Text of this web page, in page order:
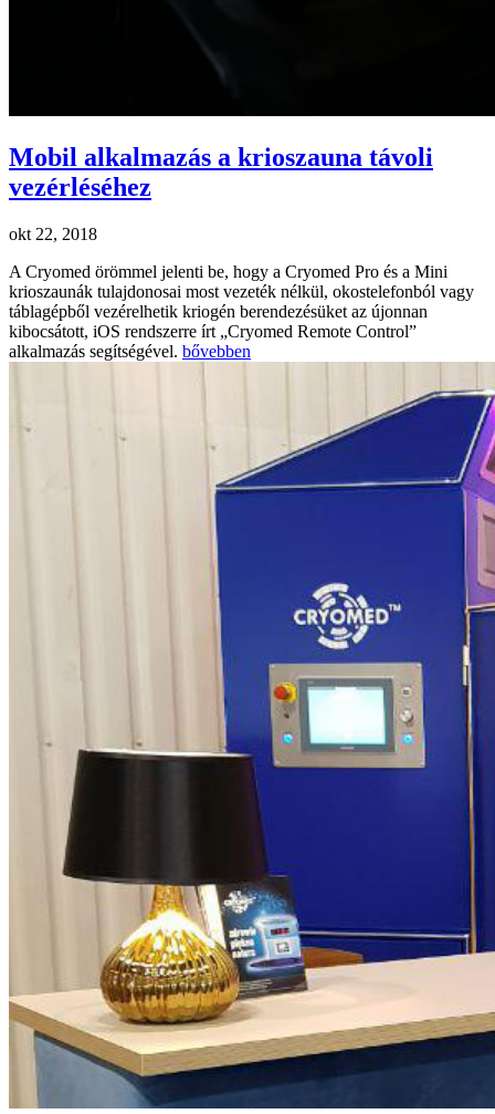
Mobil alkalmazás a krioszauna távoli
vezérléséhez
okt 22, 2018
A Cryomed örömmel jelenti be, hogy a Cryomed Pro és a Mini
krioszaunák tulajdonosai most vezeték nélkül, okostelefonból vagy
táblagépből vezérelhetik kriogén berendezésüket az újonnan
kibocsátott, iOS rendszerre írt „Cryomed Remote Control”
alkalmazás segítségével. bővebben